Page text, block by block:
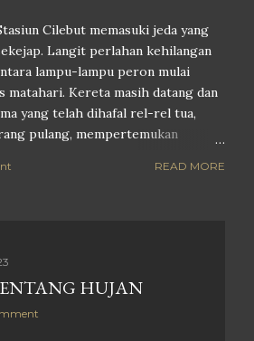
Cilebut memasuki jeda yang
Langit perlahan kehilangan
lampu-lampu peron mulai
matahari. Kereta masih datang dan
yang telah dihafal rel-rel tua,
pulang, mempertemukan
bulan muncul tanpa tergesa. Bukan
yang bergegas, dan setiap
menghilang bersama suara peluit
justru membuat
Sebab tak ada yang benar-benar
READ MORE
HUJAN